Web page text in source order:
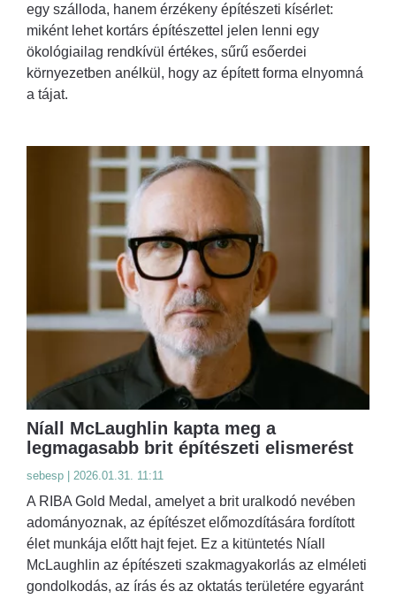
egy szálloda, hanem érzékeny építészeti kísérlet:
miként lehet kortárs építészettel jelen lenni egy
ökológiailag rendkívül értékes, sűrű esőerdei
környezetben anélkül, hogy az épített forma elnyomná
a tájat.
Níall McLaughlin kapta meg a
legmagasabb brit építészeti elismerést
sebesp | 2026.01.31. 11:11
A RIBA Gold Medal, amelyet a brit uralkodó nevében
adományoznak, az építészet előmozdítására fordított
élet munkája előtt hajt fejet. Ez a kitüntetés Níall
McLaughlin az építészeti szakmagyakorlás az elméleti
gondolkodás, az írás és az oktatás területére egyaránt